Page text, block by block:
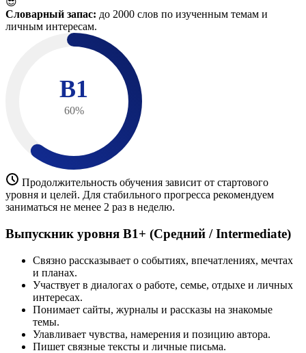
Словарный запас: до 2000 слов по изученным темам и
личным интересам.
B1
60%
Продолжительность обучения зависит от стартового
уровня и целей. Для стабильного прогресса рекомендуем
заниматься не менее 2 раз в неделю.
Выпускник уровня B1+ (Средний / Intermediate)
Связно рассказывает о событиях, впечатлениях, мечтах
и планах.
Участвует в диалогах о работе, семье, отдыхе и личных
интересах.
Понимает сайты, журналы и рассказы на знакомые
темы.
Улавливает чувства, намерения и позицию автора.
Пишет связные тексты и личные письма.